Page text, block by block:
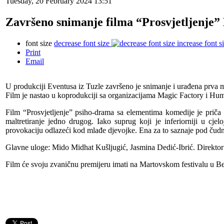
Završeno snimanje filma “Prosvjetljenje”
font size decrease font size
increase font
Print
Email
U produkciji Eventusa iz Tuzle završeno je snimanje i urađena prva
Film je nastao u koprodukciji sa organizacijama Magic Factory i
Film “Prosvjetljenje” psiho-drama sa elementima komedije je
maltretiranje jedno drugog. Iako suprug koji je inferiorniji u
provokaciju odlazeći kod mlađe djevojke. Ena za to saznaje pod
Glavne uloge: Mido Midhat Kušljugić, Jasmina Dedić-Ibrić.
Film će svoju zvaničnu premijeru imati na Martovskom festivalu u